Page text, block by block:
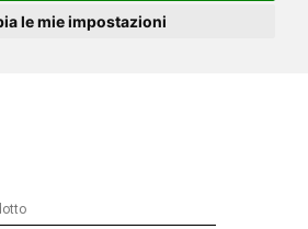
le mie impostazioni